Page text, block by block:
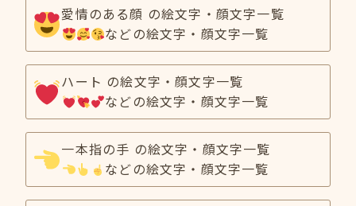
愛情のある顔 の絵文字・顔文字一覧
などの絵文字・顔文字一覧
ハート の絵文字・顔文字一覧
などの絵文字・顔文字一覧
一本指の手 の絵文字・顔文字一覧
などの絵文字・顔文字一覧